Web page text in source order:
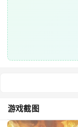
游戏截图